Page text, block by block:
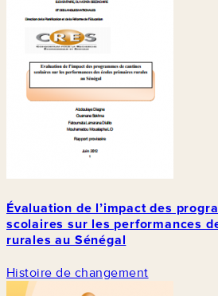
Évaluation de l’impact des
scolaires sur les performances
rurales au Sénégal
Histoire de changement